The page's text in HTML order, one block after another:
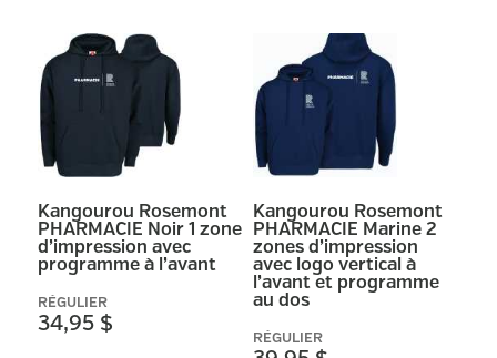
Kangourou Rosemont
PHARMACIE Noir 1 zone
d’impression avec
programme à l’avant
RÉGULIER
34,95 $
Kangourou Rosemont
PHARMACIE Marine 2
zones d’impression
avec logo vertical à
l’avant et programme
au dos
RÉGULIER